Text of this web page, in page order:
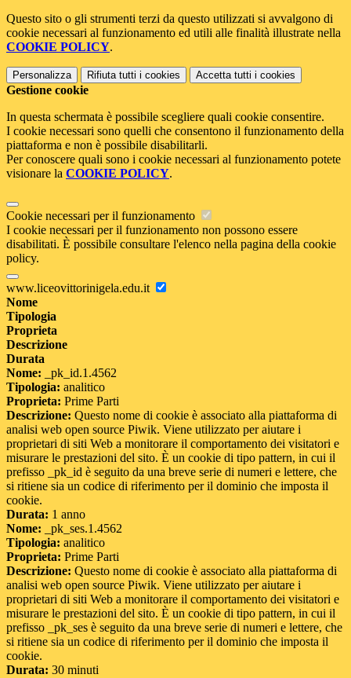
Questo sito o gli strumenti terzi da questo utilizzati si avvalgono di
cookie necessari al funzionamento ed utili alle finalità illustrate nella
COOKIE POLICY.
Personalizza Rifiuta tutti i cookies Accetta tutti i cookies
Gestione cookie
In questa schermata è possibile scegliere quali cookie consentire.
I cookie necessari sono quelli che consentono il funzionamento della
piattaforma e non è possibile disabilitarli.
Per conoscere quali sono i cookie necessari al funzionamento potete
visionare la COOKIE POLICY.
Cookie necessari per il funzionamento
I cookie necessari per il funzionamento non possono essere
disabilitati. È possibile consultare l'elenco nella pagina della cookie
policy.
www.liceovittorinigela.edu.it
Nome
Tipologia
Proprieta
Descrizione
Durata
Nome: _pk_id.1.4562
Tipologia: analitico
Proprieta: Prime Parti
Descrizione: Questo nome di cookie è associato alla piattaforma di
analisi web open source Piwik. Viene utilizzato per aiutare i
proprietari di siti Web a monitorare il comportamento dei visitatori e
misurare le prestazioni del sito. È un cookie di tipo pattern, in cui il
prefisso _pk_id è seguito da una breve serie di numeri e lettere, che
si ritiene sia un codice di riferimento per il dominio che imposta il
cookie.
Durata: 1 anno
Nome: _pk_ses.1.4562
Tipologia: analitico
Proprieta: Prime Parti
Descrizione: Questo nome di cookie è associato alla piattaforma di
analisi web open source Piwik. Viene utilizzato per aiutare i
proprietari di siti Web a monitorare il comportamento dei visitatori e
misurare le prestazioni del sito. È un cookie di tipo pattern, in cui il
prefisso _pk_ses è seguito da una breve serie di numeri e lettere, che
si ritiene sia un codice di riferimento per il dominio che imposta il
cookie.
Durata: 30 minuti